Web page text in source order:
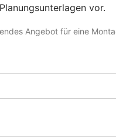
vor.
Angebot für eine